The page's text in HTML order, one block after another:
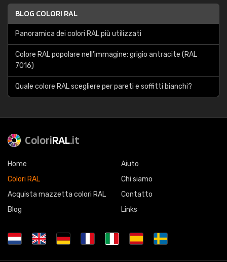
BLOG COLORI RAL
Panoramica dei colori RAL più utilizzati
Colore RAL popolare nell'immagine: grigio antracite (RAL
7016)
Quale colore RAL scegliere per pareti e soffitti bianchi?
ColoriRAL.it
Home
Colori RAL
Acquista mazzetta colori RAL
Blog
Aiuto
Chi siamo
Contatto
Links